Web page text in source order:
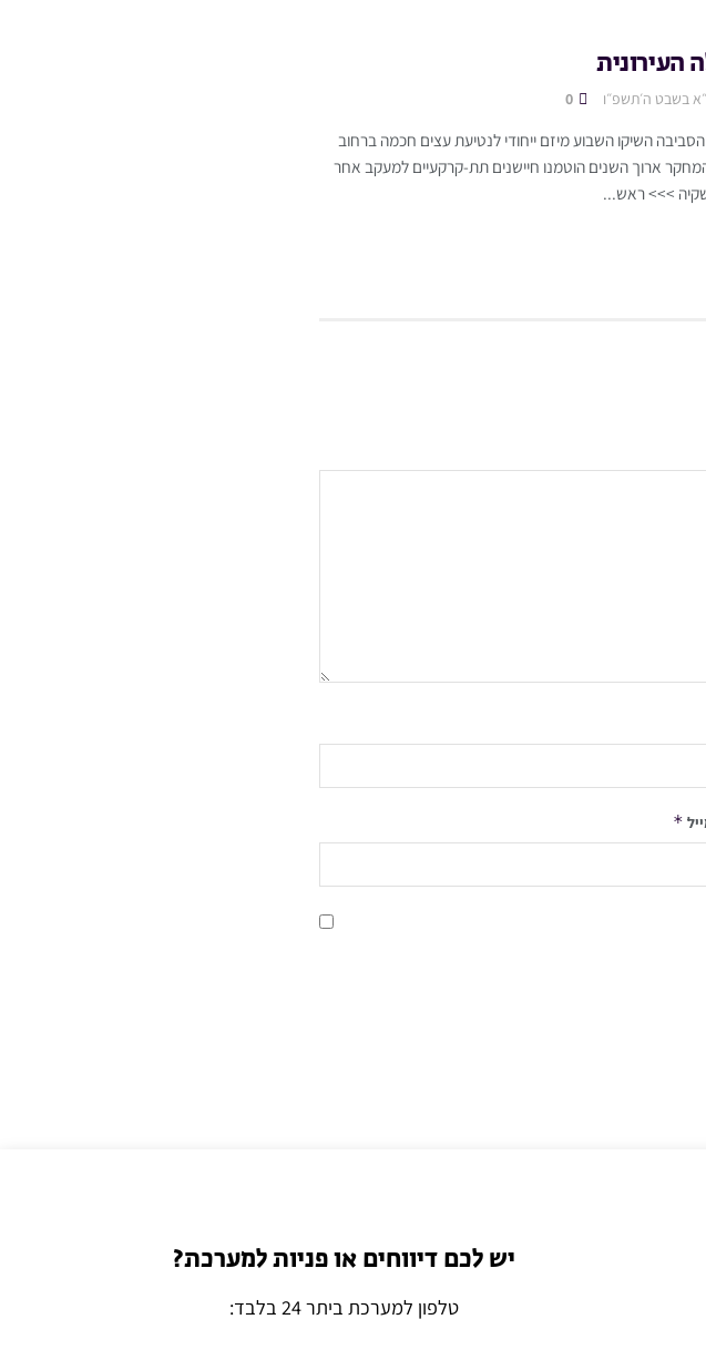
העירונית
בשבט ה׳תשפ״ו
השיקו השבוע מיזם ייחודי לנטיעת עצים חכמה ברחוב
ארוך השנים הוטמנו חיישנים תת-קרקעיים למעקב אחר
>>> ראש...
*
יש לכם דיווחים או פניות למערכת?
טלפון למערכת ביתר 24 בלבד: